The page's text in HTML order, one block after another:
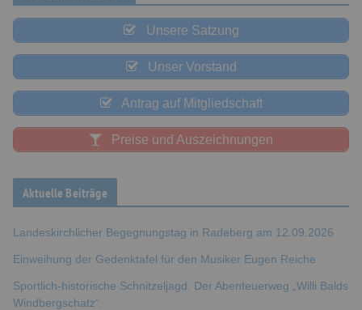
Unsere Satzung
Unser Vorstand
Antrag auf Mitgliedschaft
Preise und Auszeichnungen
Aktuelle Beiträge
Landeskirchlicher Begegnungstag in Radeberg am 12.09.2026
Einweihung der Gedenktafel für den Musiker Eugen Reiche
Sportlich-historische Schnitzeljagd. Der Abenteuerweg „Willi Balds
Windbergschatz“.